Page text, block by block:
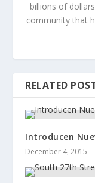
billions of
community that
RELATED
Introducen
December 4, 2015